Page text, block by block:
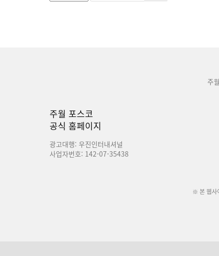
주
주월 포스코
공식 홈페이지
광고대행: 우진인터내셔널
사업자번호: 142-07-35438
※ 본 웹사